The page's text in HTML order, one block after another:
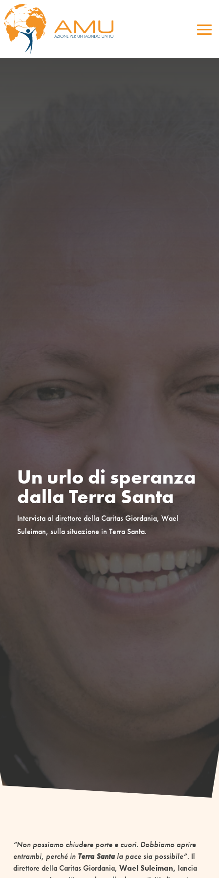
Un urlo di speranza
dalla Terra Santa
Intervista al direttore della Caritas Giordania, Wael
Suleiman, sulla situazione in Terra Santa.
“Non possiamo chiudere porte e cuori. Dobbiamo aprire
entrambi, perché inTerra Santala pace sia possibile”. Il
direttore della Caritas Giordania, Wael Suleiman, lancia